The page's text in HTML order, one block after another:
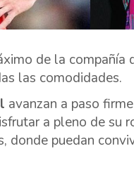
de la compañía
las comodidades.
avanzan a paso
a pleno de su
donde puedan